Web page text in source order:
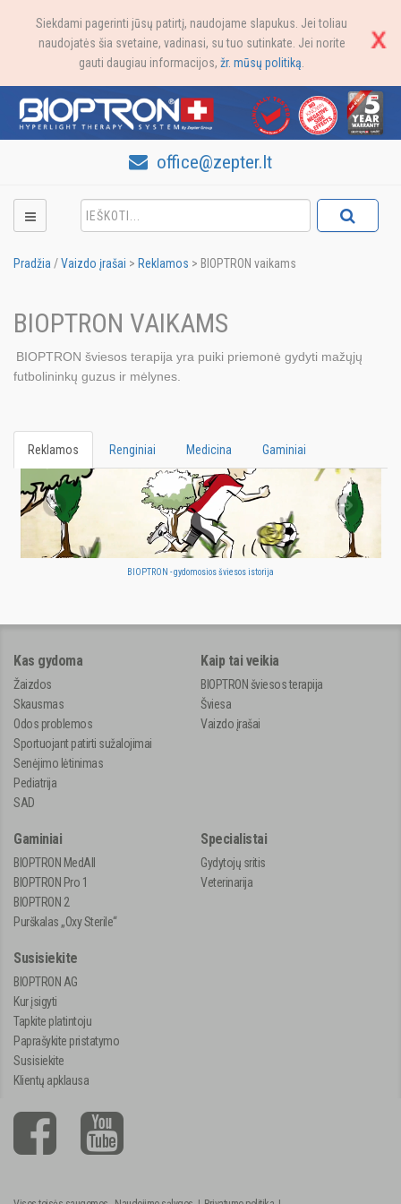
Siekdami pagerinti jūsų patirtį, naudojame slapukus. Jei toliau
naudojatės šia svetaine, vadinasi, su tuo sutinkate. Jei norite
gauti daugiau informacijos, žr. mūsų politiką
office@zepter.lt
Pradžia /Vaizdo įrašai > Reklamos > BIOPTRON vaikams
BIOPTRON VAIKAMS
BIOPTRON šviesos terapija yra puiki priemonė gydyti mažųjų
futbolininkų guzus ir mėlynes.
Reklamos Renginiai Medicina Gaminiai
BIOPTRON - gydomosios šviesos istorija
Kas gydoma
Žaizdos
Skausmas
Odos problemos
Sportuojant patirti sužalojimai
Senėjimo lėtinimas
Pediatrija
SAD
Kaip tai veikia
BIOPTRON šviesos terapija
Šviesa
Vaizdo įrašai
Gaminiai
BIOPTRON MedAll
BIOPTRON Pro 1
BIOPTRON 2
Purškalas „Oxy Sterile“
Specialistai
Gydytojų sritis
Veterinarija
Susisiekite
BIOPTRON AG
Kur įsigyti
Tapkite platintoju
Paprašykite pristatymo
Susisiekite
Klientų apklausa